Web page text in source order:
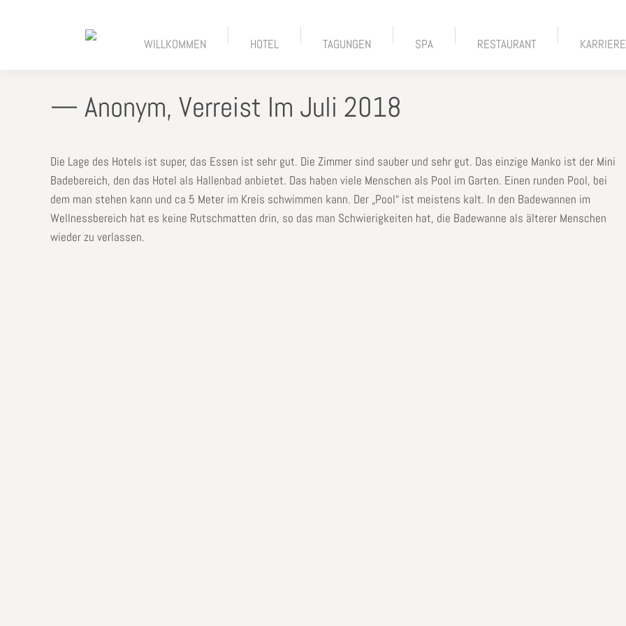
WILLKOMMEN HOTEL TAGUNGEN SPA RESTAURANT KARRIERE
— Anonym, Verreist Im Juli 2018
Die Lage des Hotels ist super, das Essen ist sehr gut. Die Zimmer sind sauber und sehr gut. Das einzige Manko ist der Mini
Badebereich, den das Hotel als Hallenbad anbietet. Das haben viele Menschen als Pool im Garten. Einen runden Pool, bei
dem man stehen kann und ca 5 Meter im Kreis schwimmen kann. Der „Pool“ ist meistens kalt. In den Badewannen im
Wellnessbereich hat es keine Rutschmatten drin, so das man Schwierigkeiten hat, die Badewanne als älterer Menschen
wieder zu verlassen.